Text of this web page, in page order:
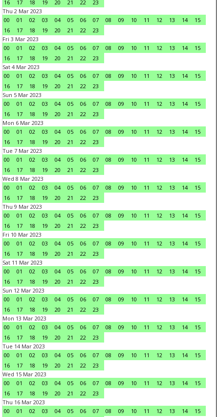
16
17 18 19 20 21 22
23
Thu 2 Mar 2023
00
01 02 03 04 05 06 07 08 09 10 11 12 13 14
15
16
17 18 19 20 21 22
23
Fri 3 Mar 2023
00
01 02 03 04 05 06 07 08 09 10 11 12 13 14
15
16
17 18 19 20 21 22
23
Sat 4 Mar 2023
00
01 02 03 04 05 06 07 08 09 10 11 12 13 14
15
16
17 18 19 20 21 22
23
Sun 5 Mar 2023
00
01 02 03 04 05 06 07 08 09 10 11 12 13 14
15
16
17 18 19 20 21 22
23
Mon 6 Mar 2023
00
01 02 03 04 05 06 07 08 09 10 11 12 13 14
15
16
17 18 19 20 21 22
23
Tue 7 Mar 2023
00
01 02 03 04 05 06 07 08 09 10 11 12 13 14
15
16
17 18 19 20 21 22
23
Wed 8 Mar 2023
00
01 02 03 04 05 06 07 08 09 10 11 12 13 14
15
16
17 18 19 20 21 22
23
Thu 9 Mar 2023
00
01 02 03 04 05 06 07 08 09 10 11 12 13 14
15
16
17 18 19 20 21 22
23
Fri 10 Mar 2023
00
01 02 03 04 05 06 07 08 09 10 11 12 13 14
15
16
17 18 19 20 21 22
23
Sat 11 Mar 2023
00
01 02 03 04 05 06 07 08 09 10 11 12 13 14
15
16
17 18 19 20 21 22
23
Sun 12 Mar 2023
00
01 02 03 04 05 06 07 08 09 10 11 12 13 14
15
16
17 18 19 20 21 22
23
Mon 13 Mar 2023
00
01 02 03 04 05 06 07 08 09 10 11 12 13 14
15
16
17 18 19 20 21 22
23
Tue 14 Mar 2023
00
01 02 03 04 05 06 07 08 09 10 11 12 13 14
15
16
17 18 19 20 21 22
23
Wed 15 Mar 2023
00
01 02 03 04 05 06 07 08 09 10 11 12 13 14
15
16
17 18 19 20 21 22
23
Thu 16 Mar 2023
00
01 02 03 04 05 06 07 08 09 10 11 12 13 14 15